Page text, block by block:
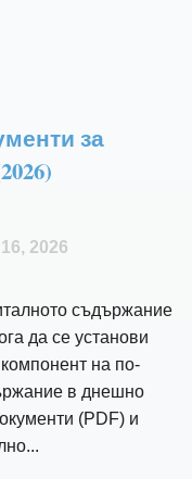
за
2026
съдържание
да се установи
на по-
в днешно
(PDF) и